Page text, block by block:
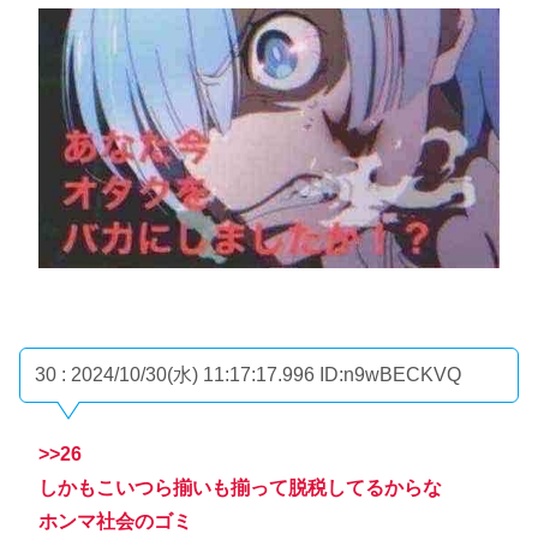
30 : 2024/10/30(水) 11:17:17.996 ID:n9wBECKVQ
>>26
しかもこいつら揃いも揃って脱税してるからな
ホンマ社会のゴミ